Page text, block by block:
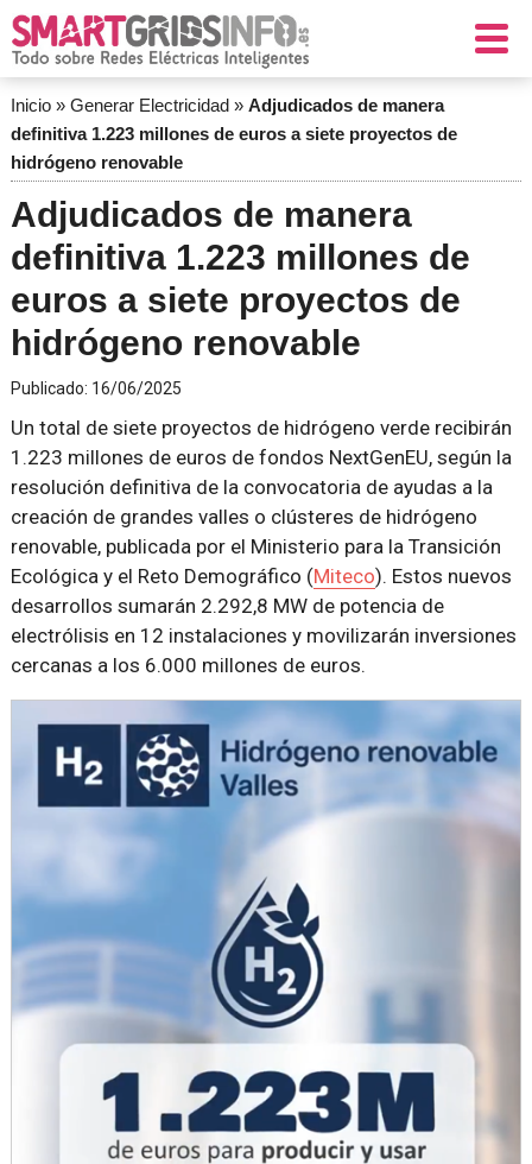
Inicio» Generar Electricidad» Adjudicados de manera
definitiva 1.223 millones de euros a siete proyectos de
hidrógeno renovable
Adjudicados de manera
definitiva 1.223 millones de
euros a siete proyectos de
hidrógeno renovable
Publicado: 16/06/2025
Un total de siete proyectos de hidrógeno verde recibirán
1.223 millones de euros de fondos NextGenEU, según la
resolución definitiva de la convocatoria de ayudas a la
creación de grandes valles o clústeres de hidrógeno
renovable, publicada por el Ministerio para la Transición
Ecológica y el Reto Demográfico (Miteco). Estos nuevos
desarrollos sumarán 2.292,8 MW de potencia de
electrólisis en 12 instalaciones y movilizarán inversiones
cercanas a los 6.000 millones de euros.